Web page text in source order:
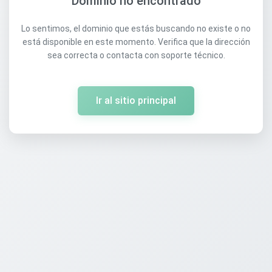
Lo sentimos, el dominio que estás buscando no existe o no
está disponible en este momento. Verifica que la dirección
sea correcta o contacta con soporte técnico.
Ir al sitio principal